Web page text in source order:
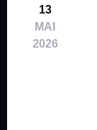
13
MAI
2026